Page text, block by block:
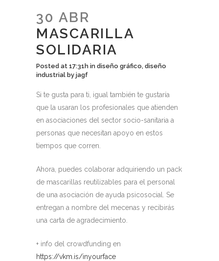
30 ABR
MASCARILLA
SOLIDARIA
Posted at 17:31h in diseño gráfico, diseño
industrial by jagf
Si te gusta para ti, igual también te gustaría
que la usaran los profesionales que atienden
en asociaciones del sector socio-sanitaria a
personas que necesitan apoyo en estos
tiempos que corren.
Ahora, puedes colaborar adquiriendo un pack
de mascarillas reutilizables para el personal
de una asociación de ayuda psicosocial. Se
entregan a nombre del mecenas y recibirás
una carta de agradecimiento.
+ info del crowdfunding en
https://vkm.is/inyourface